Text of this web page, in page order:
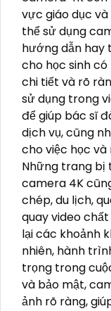
vực giáo dục và
thể sử dụng
hướng dẫn hay
cho học sinh
chi tiết và rõ
sử dụng trong
để giúp bác sĩ
dịch vụ, cũng
cho việc học và
Những trang bị
camera 4K
chép, du lịch,
quay video
lại các khoảnh
nhiên, hành
trọng trong
và bảo mật,
ảnh rõ ràng,